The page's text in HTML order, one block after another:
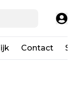
Contact